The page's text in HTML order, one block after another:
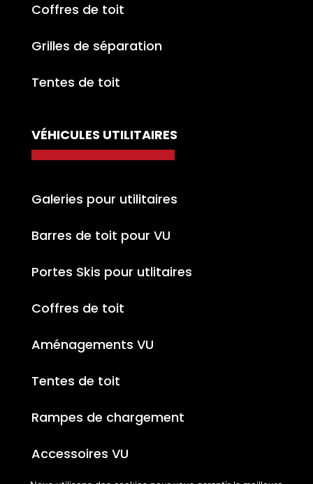
Coffres de toit
Grilles de séparation
Tentes de toit
VÉHICULES UTILITAIRES
Galeries pour utilitaires
Barres de toit pour VU
Portes Skis pour utlitaires
Coffres de toit
Aménagements VU
Tentes de toit
Rampes de chargement
Accessoires VU